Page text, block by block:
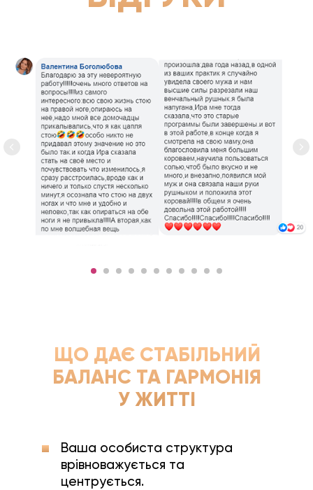
ЩО ДАЄ СТАБІЛЬНИЙ
БАЛАНС ТА ГАРМОНІЯ
У ЖИТТІ
Ваша особиста структура
врівноважується та
центрується.